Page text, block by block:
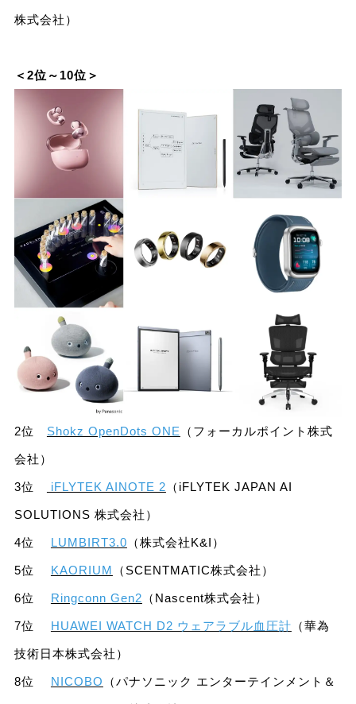
株式会社）
＜2位～10位＞
2位 Shokz OpenDots ONE （フォーカルポイント株式
会社）
3位 iFLYTEK AINOTE 2 （iFLYTEK JAPAN AI
SOLUTIONS 株式会社）
4位 LUMBIRT3.0 （株式会社K&I）
5位 KAORIUM （SCENTMATIC株式会社）
6位 Ringconn Gen2 （Nascent株式会社）
7位 HUAWEI WATCH D2 ウェアラブル血圧計 （華為
技術日本株式会社）
8位 NICOBO （パナソニック エンターテインメント＆